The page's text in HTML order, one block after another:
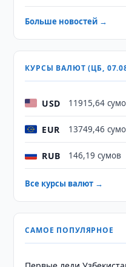
Больше новостей →
КУРСЫ ВАЛЮТ (ЦБ,
USD 11915,64
EUR 13749,46
RUB 146,19 сумов
Все курсы валют →
САМОЕ ПОПУЛЯРНОЕ